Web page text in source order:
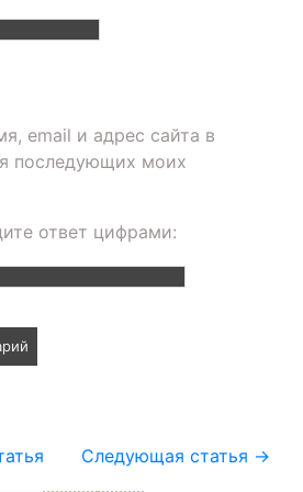
email и адрес сайта в
последующих моих
ответ цифрами:
Следующая статья →